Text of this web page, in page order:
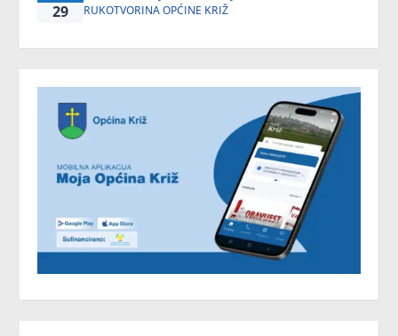
29
RUKOTVORINA OPĆINE KRIŽ